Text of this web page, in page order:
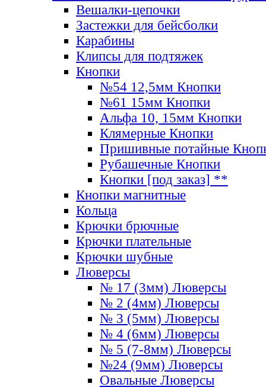
Вешалки-цепочки
Застежки для бейсболки
Карабины
Клипсы для подтяжек
Кнопки
№54 12,5мм Кнопки
№61 15мм Кнопки
Альфа 10, 15мм Кнопки
Клямерные Кнопки
Пришивные потайные
Рубашечные Кнопки
Кнопки [под заказ] **
Кнопки магнитные
Кольца
Крючки брючные
Крючки плательные
Крючки шубные
Люверсы
№ 17 (3мм) Люверсы
№ 2 (4мм) Люверсы
№ 3 (5мм) Люверсы
№ 4 (6мм) Люверсы
№ 5 (7-8мм) Люверсы
№24 (9мм) Люверсы
Овальные Люверсы